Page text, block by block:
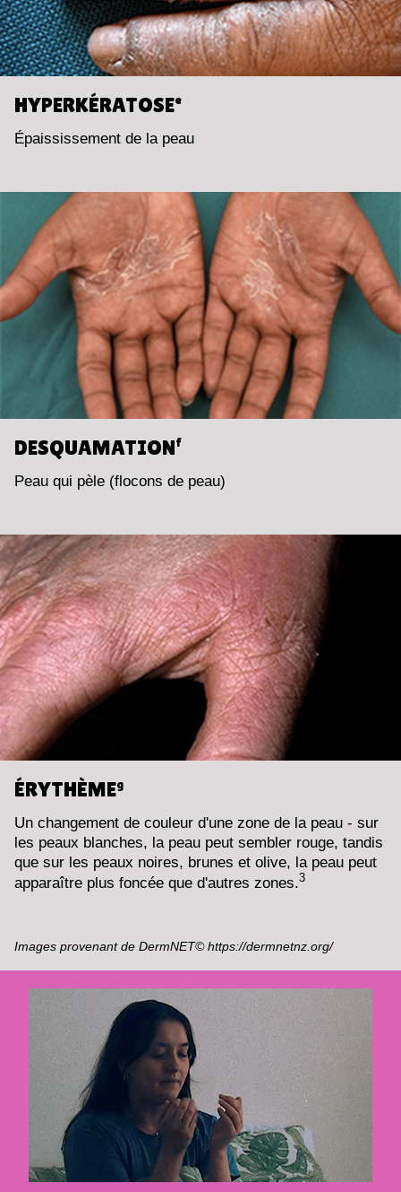
HYPERKÉRATOSEe
Épaississement de la peau
DESQUAMATIONf
Peau qui pèle (flocons de peau)
ÉRYTHÈMEg
Un changement de couleur d'une zone de la peau - sur
les peaux blanches, la peau peut sembler rouge, tandis
que sur les peaux noires, brunes et olive, la peau peut
apparaître plus foncée que d'autres zones.3
Images provenant de DermNET© https://dermnetnz.org/